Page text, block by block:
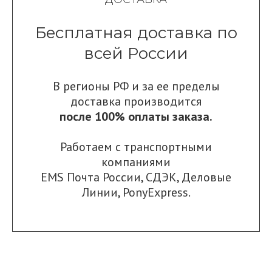
Бесплатная доставка по
всей России
В регионы РФ и за ее пределы
доставка производится
после 100% оплаты заказа.
Работаем с транспортными
компаниями
EMS Почта России,СДЭК,Деловые
Линии, PonyExpress.